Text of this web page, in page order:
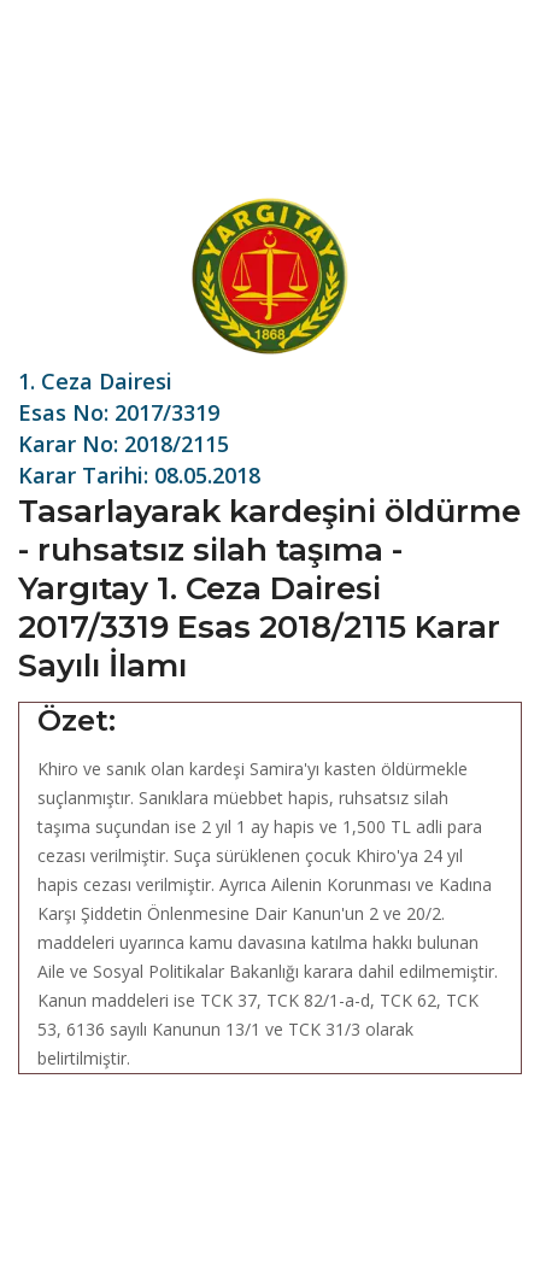
1. Ceza Dairesi
Esas No: 2017/3319
Karar No: 2018/2115
Karar Tarihi: 08.05.2018
Tasarlayarak kardeşini öldürme
- ruhsatsız silah taşıma -
Yargıtay 1. Ceza Dairesi
2017/3319 Esas 2018/2115 Karar
Sayılı İlamı
Özet:
Khiro ve sanık olan kardeşi Samira'yı kasten öldürmekle
suçlanmıştır. Sanıklara müebbet hapis, ruhsatsız silah
taşıma suçundan ise 2 yıl 1 ay hapis ve 1,500 TL adli para
cezası verilmiştir. Suça sürüklenen çocuk Khiro'ya 24 yıl
hapis cezası verilmiştir. Ayrıca Ailenin Korunması ve Kadına
Karşı Şiddetin Önlenmesine Dair Kanun'un 2 ve 20/2.
maddeleri uyarınca kamu davasına katılma hakkı bulunan
Aile ve Sosyal Politikalar Bakanlığı karara dahil edilmemiştir.
Kanun maddeleri ise TCK 37, TCK 82/1-a-d, TCK 62, TCK
53, 6136 sayılı Kanunun 13/1 ve TCK 31/3 olarak
belirtilmiştir.